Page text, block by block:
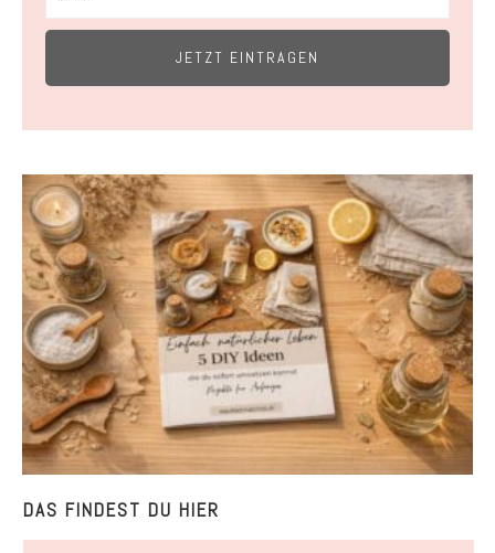
JETZT EINTRAGEN
DAS FINDEST DU HIER